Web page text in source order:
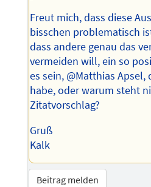
Freut mich, dass diese
bisschen problematisch
dass andere genau das
vermeiden will, ein so
es sein, @Matthias
habe, oder warum steht
Zitatvorschlag?
Gruß
Kalk
Beitrag melden